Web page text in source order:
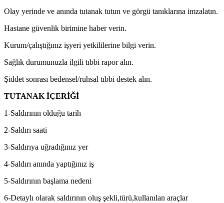
Olay yerinde ve anında tutanak tutun ve görgü tanıklarına imzalatın.
Hastane güvenlik birimine haber verin.
Kurum/çalıştığınız işyeri yetkililerine bilgi verin.
Sağlık durumunuzla ilgili tıbbi rapor alın.
Şiddet sonrası bedensel/ruhsal tıbbi destek alın.
TUTANAK İÇERİĞİ
1-Saldırının olduğu tarih
2-Saldırı saati
3-Saldırıya uğradığınız yer
4-Saldırı anında yaptığınız iş
5-Saldırının başlama nedeni
6-Detaylı olarak saldırının oluş şekli,türü,kullanılan araçlar